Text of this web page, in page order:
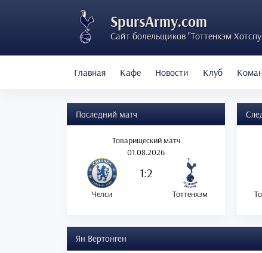
SpursArmy.com
Сайт болельщиков "Тоттенхэм
Главная Кафе Новости Клуб
Последний матч
Товарищеский матч
01.08.2026
1:2
Челси Тоттенхэм
Ян Вертонген